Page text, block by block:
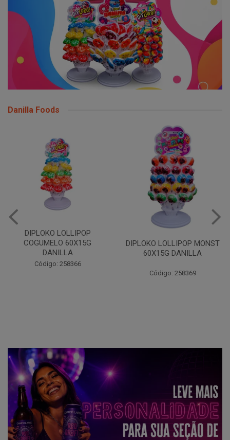
Danilla Foods
DIPLOKO LOLLIPOP MONST
60X15G DANILLA
60X15G DANILLA